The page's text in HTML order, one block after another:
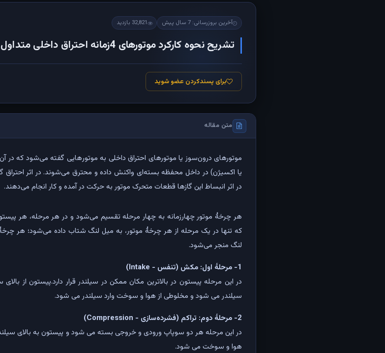
آخرین بروزرسانی: 7 سال پیش 32,821 بازدید
تشریح نحوه کارکرد موتورهای 4زمانه احتراق داخلی متداول
برای پسندکردن عضو شوید
متن مقاله
موتورهای درون‌سوز یا موتورهای احتراق داخلی به موتور‌هایی گفته می‌شود که
یا اکسیژن) در داخل محفظه بسته‌ای واکنش داده و محترق می‌شوند. در اثر احتراق
در اثر انبساط این گازها قطعات متحرک موتور به حرکت در آمده و کار انجام می‌دهند.
هر چرخهٔ موتور چهارزمانه به چهار مرحله تقسیم می‌شود و در هر مرحله، هر
که تنها در یک مرحله از هر چرخهٔ موتور، به میل لنگ شتاب داده می‌شود؛ هر
لنگ منجر می‌شود.
1- مرحلهٔ اول: مکش (تنفس - Intake)
در این مرحله پیستون در بالاترین مکان ممکن در سیلندر قرار دارد.پیستون از
سیلندر می شود و مخلوطی از هوا و سوخت وارد سیلندر می شود.
2- مرحلهٔ دوم: تراکم (فشرده‌سازی - Compression)
در این مرحله هر دو سوپاپ ورودی و خروجی بسته می شود و پیستون به بالای
هوا و سوخت می شود.